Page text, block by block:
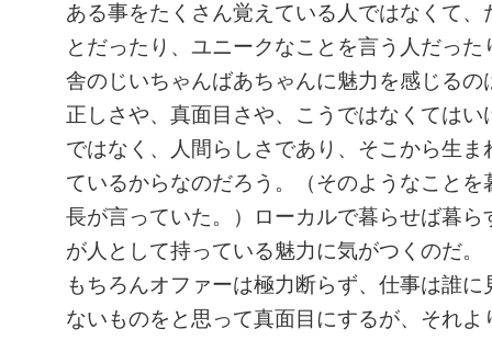
ある事をたくさん覚えている人ではなくて、
とだったり、ユニークなことを言う人だっ
舎のじいちゃんばあちゃんに魅力を感じるの
正しさや、真面目さや、こうではなくてはい
ではなく、人間らしさであり、そこから生ま
ているからなのだろう。（そのようなことを
長が言っていた。）ローカルで暮らせば暮ら
が人として持っている魅力に気がつくのだ。
もちろんオファーは極力断らず、仕事は誰
ないものをと思って真面目にするが、それよ